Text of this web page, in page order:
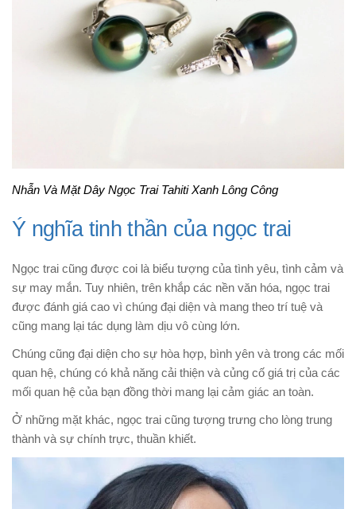
Nhẫn Và Mặt Dây Ngọc Trai Tahiti Xanh Lông Công
Ý nghĩa tinh thần của ngọc trai
Ngọc trai cũng được coi là biểu tượng của tình yêu, tình cảm và
sự may mắn. Tuy nhiên, trên khắp các nền văn hóa, ngọc trai
được đánh giá cao vì chúng đại diện và mang theo trí tuệ và
cũng mang lại tác dụng làm dịu vô cùng lớn.
Chúng cũng đại diện cho sự hòa hợp, bình yên và trong các mối
quan hệ, chúng có khả năng cải thiện và củng cố giá trị của các
mối quan hệ của bạn đồng thời mang lại cảm giác an toàn.
Ở những mặt khác, ngọc trai cũng tượng trưng cho lòng trung
thành và sự chính trực, thuần khiết.